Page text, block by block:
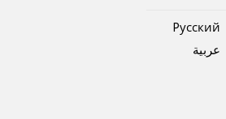
Pусский
عربية